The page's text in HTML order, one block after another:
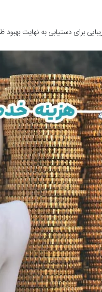
برای دستیابی به نهایت بهبود